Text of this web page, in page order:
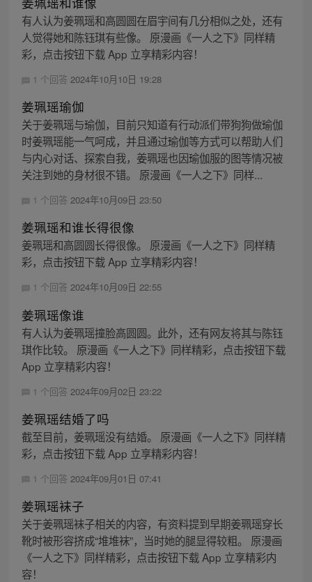
有人认为姜珮瑶和高圆圆在眉宇间有几分相似之处，还有
人觉得她和陈钰琪有些像。 原漫画《一人之下》同样精
彩，点击按钮下载 App 立享精彩内容！
1 个回答 2024年10月10日 19:28
姜珮瑶瑜伽
关于姜珮瑶与瑜伽，目前只知道有行动派们带狗狗做瑜伽
时姜珮瑶能一气呵成，并且通过瑜伽等方式可以帮助人们
与内心对话、探索自我，姜珮瑶也因瑜伽服的图等情况被
关注到她的身材很不错。 原漫画《一人之下》同样...
1 个回答 2024年10月09日 23:50
姜珮瑶和谁长得很像
姜珮瑶和高圆圆长得很像。 原漫画《一人之下》同样精
彩，点击按钮下载 App 立享精彩内容！
1 个回答 2024年10月09日 22:55
姜珮瑶像谁
有人认为姜珮瑶撞脸高圆圆。此外，还有网友将其与陈钰
琪作比较。 原漫画《一人之下》同样精彩，点击按钮下载
App 立享精彩内容！
1 个回答 2024年09月02日 23:22
姜珮瑶结婚了吗
截至目前，姜珮瑶没有结婚。 原漫画《一人之下》同样精
彩，点击按钮下载 App 立享精彩内容！
1 个回答 2024年09月01日 07:41
姜珮瑶袜子
关于姜珮瑶袜子相关的内容，有资料提到早期姜珮瑶穿长
靴时被形容挤成“堆堆袜”，当时她的腿显得较粗。 原漫画
《一人之下》同样精彩，点击按钮下载 App 立享精彩内
容！